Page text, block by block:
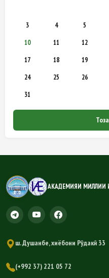
3
4 5
10
11 12
17
18 19
24
25 26
31
АКАДЕМИЯИ МИЛЛИИ
ш. Душанбе, хиёбони Рӯдакӣ 33
(+992 37) 221 05 72